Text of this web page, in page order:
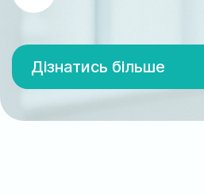
Дізнатись більше